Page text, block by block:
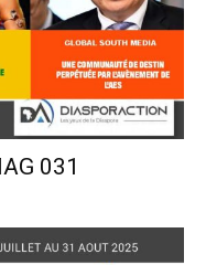
031